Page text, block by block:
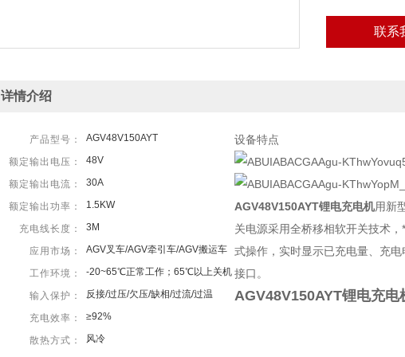
联系
详情介绍
产品型号： AGV48V150AYT
额定输出电压： 48V
额定输出电流： 30A
额定输出功率： 1.5KW
充电线长度： 3M
应用市场： AGV叉车/AGV牵引车/AGV搬运车
工作环境： -20~65℃正常工作；65℃以上关机
输入保护： 反接/过压/欠压/缺相/过流/过温
充电效率： ≥92%
散热方式：
风冷
设备特点
AGV48V150AYT锂电充电机用新
关电源采用全桥移相软开关技术
式操作，实时显示已充电量、充
接口。
AGV48V150AYT锂电充电